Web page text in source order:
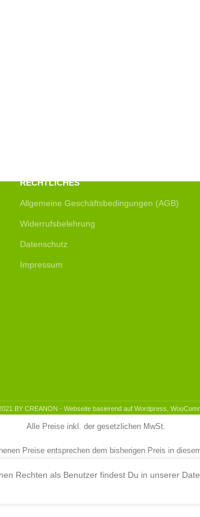
RECHTLICHES
Allgemeine Geschäftsbedingungen (AGB)
Widerrufsbelehrung
Datenschutz
Impressum
BY CREANON - Webseite basierend auf Wordpress,
Rechten als Benutzer findest Du in unserer
Alle Preise inkl. der gesetzlichen MwSt.
Preise entsprechen dem bisherigen Preis in